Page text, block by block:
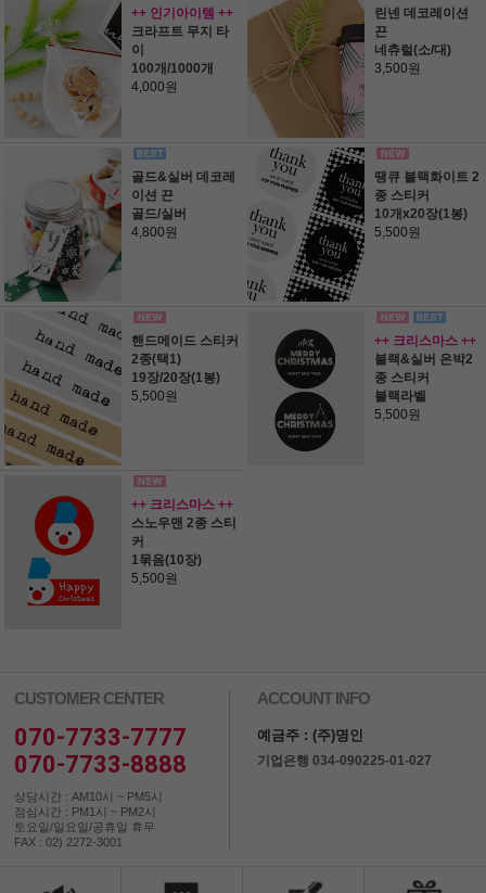
++ 인기아이템 ++
크라프트 무지 타
이
100개/1000개
4,000원
린넨 데코레이션
끈
네츄럴(소/대)
3,500원
골드&실버 데코레
이션 끈
골드/실버
4,800원
땡큐 블랙화이트 2
종 스티커
10개x20장(1봉)
5,500원
핸드메이드 스티커
2종(택1)
19장/20장(1봉)
5,500원
++ 크리스마스 ++
블랙&실버 은박2
종 스티커
블랙라벨
5,500원
++ 크리스마스 ++
스노우맨 2종 스티
커
1묶음(10장)
5,500원
CUSTOMER CENTER
070-7733-7777
070-7733-8888
상담시간 : AM10시 ~ PM5시
점심시간 : PM1시 ~ PM2시
토요일/일요일/공휴일 휴무
FAX : 02) 2272-3001
ACCOUNT INFO
예금주 : (주)명인
기업은행 034-090225-01-027